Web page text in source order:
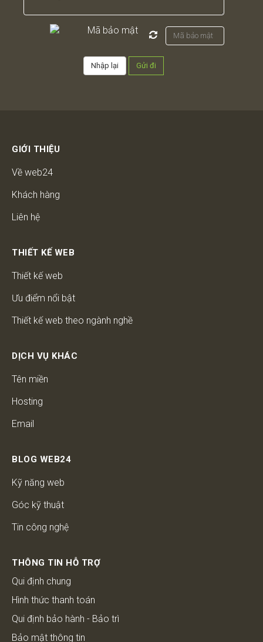
GIỚI THIỆU
Về web24
Khách hàng
Liên hệ
THIẾT KẾ WEB
Thiết kế web
Ưu điểm nổi bật
Thiết kế web theo ngành nghề
DỊCH VỤ KHÁC
Tên miền
Hosting
Email
BLOG WEB24
Kỹ năng web
Góc kỹ thuật
Tin công nghệ
THÔNG TIN HỖ TRỢ
Qui định chung
Hình thức thanh toán
Qui định bảo hành - Bảo trì
Bảo mật thông tin